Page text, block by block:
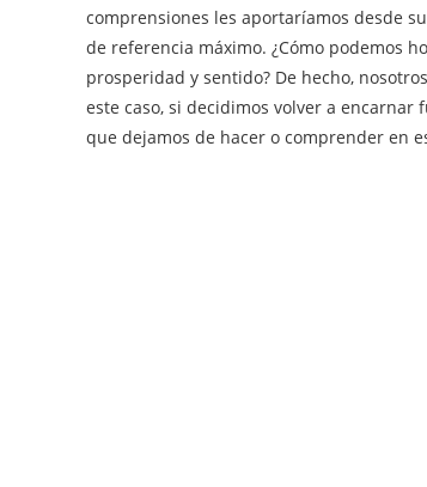
comprensiones les aportaríamos desde
de referencia máximo. ¿Cómo podemos
prosperidad y sentido? De hecho,
este caso, si decidimos volver a
que dejamos de hacer o comprender en